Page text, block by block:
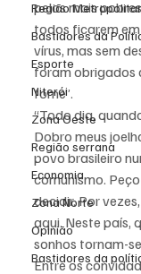
Região
Bastidores da
Esporte
Niterói
Zona Oeste
Região serrana
Economia
Zona Norte
Opinião
Bastidores da
pelos mais
todos ficarem
vírus, mas sem
foram obrigados
fome”.
“Todo dia,
Dobro meus
povo brasileiro
comunismo.
decidir. Por
aqui. Neste país,
sonhos tornam-
Entre os